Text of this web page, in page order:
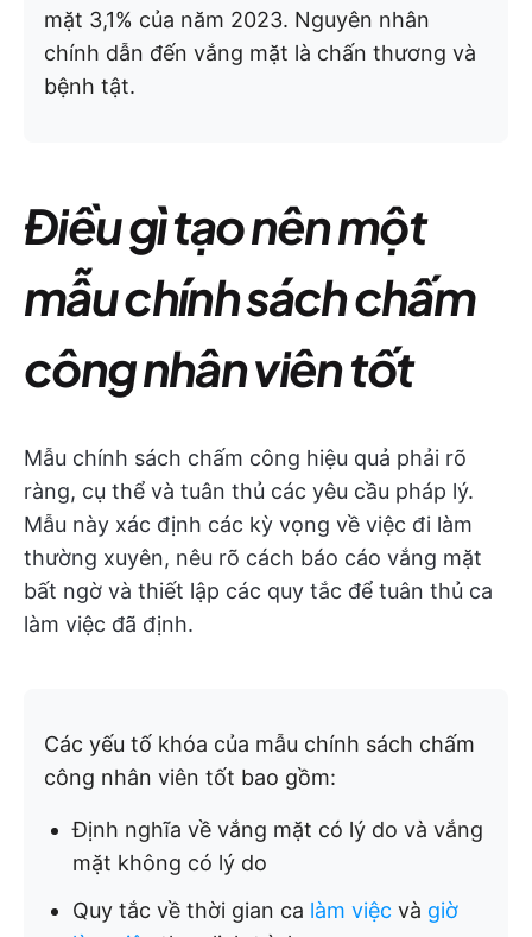
mặt 3,1% của năm 2023. Nguyên nhân
chính dẫn đến vắng mặt là chấn thương và
bệnh tật.
Điều gì tạo nên một
mẫu chính sách chấm
công nhân viên tốt
Mẫu chính sách chấm công hiệu quả phải rõ
ràng, cụ thể và tuân thủ các yêu cầu pháp lý.
Mẫu này xác định các kỳ vọng về việc đi làm
thường xuyên, nêu rõ cách báo cáo vắng mặt
bất ngờ và thiết lập các quy tắc để tuân thủ ca
làm việc đã định.
Các yếu tố khóa của mẫu chính sách chấm
công nhân viên tốt bao gồm:
Định nghĩa về vắng mặt có lý do và vắng
mặt không có lý do
Quy tắc về thời gian ca làm việc và giờ